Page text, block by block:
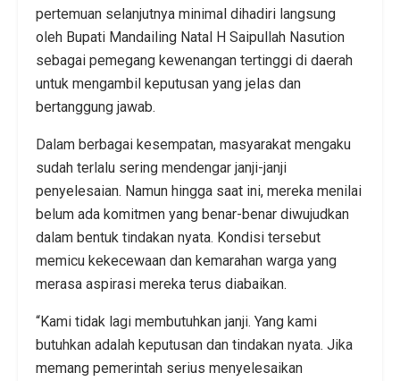
pertemuan selanjutnya minimal dihadiri langsung
oleh Bupati Mandailing Natal H Saipullah Nasution
sebagai pemegang kewenangan tertinggi di daerah
untuk mengambil keputusan yang jelas dan
bertanggung jawab.
Dalam berbagai kesempatan, masyarakat mengaku
sudah terlalu sering mendengar janji-janji
penyelesaian. Namun hingga saat ini, mereka menilai
belum ada komitmen yang benar-benar diwujudkan
dalam bentuk tindakan nyata. Kondisi tersebut
memicu kekecewaan dan kemarahan warga yang
merasa aspirasi mereka terus diabaikan.
“Kami tidak lagi membutuhkan janji. Yang kami
butuhkan adalah keputusan dan tindakan nyata. Jika
memang pemerintah serius menyelesaikan